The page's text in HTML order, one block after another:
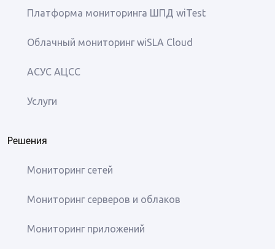
Платформа мониторинга ШПД wiTest
Облачный мониторинг wiSLA Cloud
АСУС АЦСС
Услуги
Решения
Мониторинг сетей
Мониторинг серверов и облаков
Мониторинг приложений